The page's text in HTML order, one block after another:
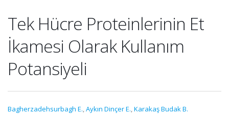
Tek Hücre Proteinlerinin Et
İkamesi Olarak Kullanım
Potansiyeli
Bagherzadehsurbagh E.,Aykın Dinçer E.,Karakaş Budak B.